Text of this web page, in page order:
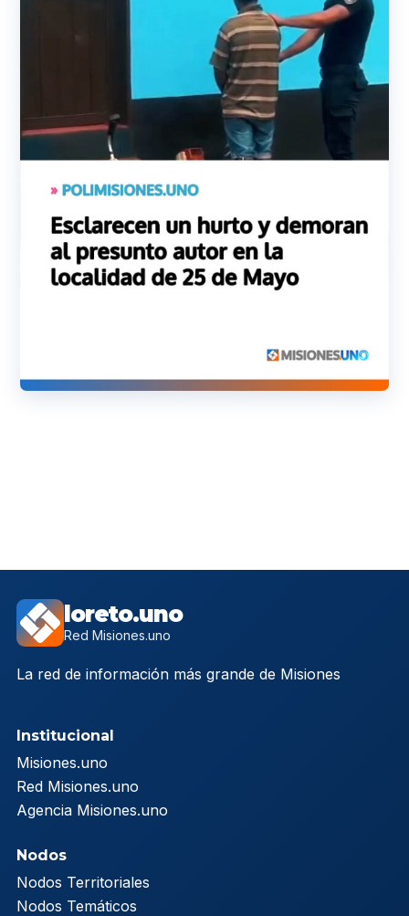
loreto.uno
Red Misiones.uno
La red de información más grande de Misiones
Institucional
Misiones.uno
Red Misiones.uno
Agencia Misiones.uno
Nodos
Nodos Territoriales
Nodos Temáticos